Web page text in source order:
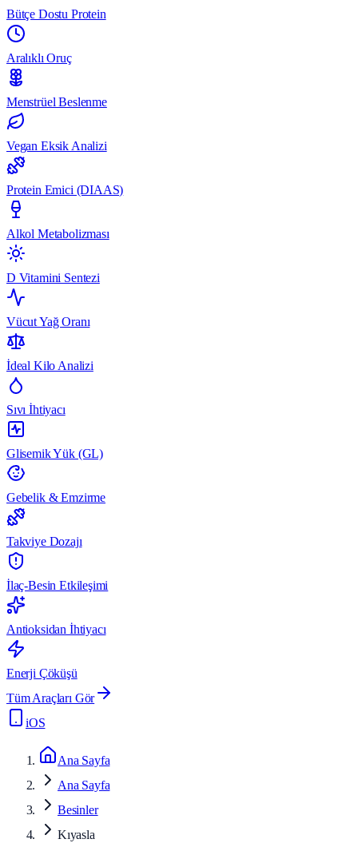
Bütçe Dostu Protein
Aralıklı Oruç
Menstrüel Beslenme
Vegan Eksik Analizi
Protein Emici (DIAAS)
Alkol Metabolizması
D Vitamini Sentezi
Vücut Yağ Oranı
İdeal Kilo Analizi
Sıvı İhtiyacı
Glisemik Yük (GL)
Gebelik & Emzirme
Takviye Dozajı
İlaç-Besin Etkileşimi
Antioksidan İhtiyacı
Enerji Çöküşü
Tüm Araçları Gör
iOS
Ana Sayfa
Ana Sayfa
Besinler
Kıyasla